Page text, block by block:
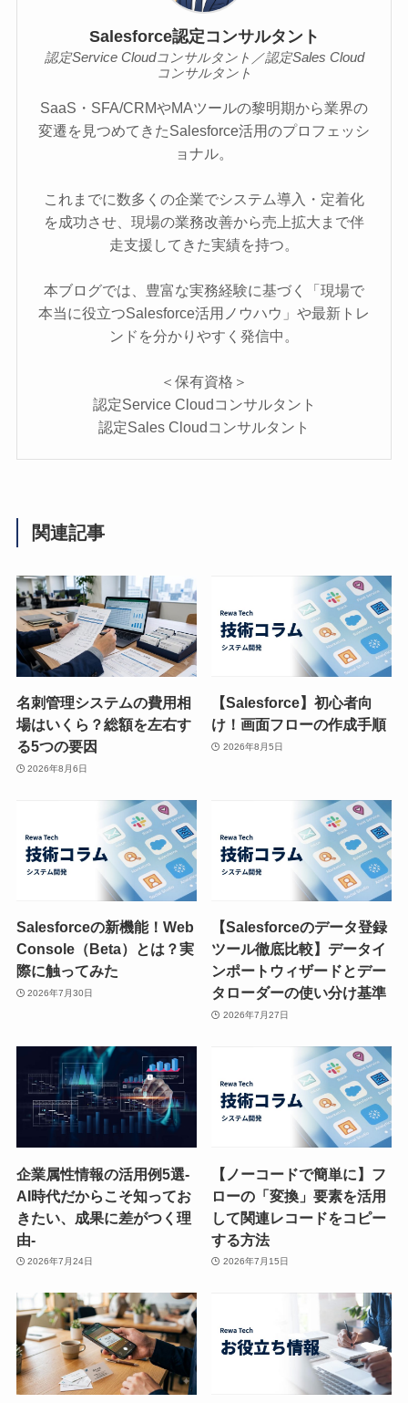
Salesforce認定コンサルタント
認定Service Cloudコンサルタント／認定Sales Cloud
コンサルタント
SaaS・SFA/CRMやMAツールの黎明期から業界の
変遷を見つめてきたSalesforce活用のプロフェッシ
ョナル。
これまでに数多くの企業でシステム導入・定着化
を成功させ、現場の業務改善から売上拡大まで伴
走支援してきた実績を持つ。
本ブログでは、豊富な実務経験に基づく「現場で
本当に役立つSalesforce活用ノウハウ」や最新トレ
ンドを分かりやすく発信中。
＜保有資格＞
認定Service Cloudコンサルタント
認定Sales Cloudコンサルタント
関連記事
名刺管理システムの費用相
場はいくら？総額を左右す
る5つの要因
2026年8月6日
【Salesforce】初心者向
け！画面フローの作成手順
2026年8月5日
Salesforceの新機能！Web
Console（Beta）とは？実
際に触ってみた
2026年7月30日
【Salesforceのデータ登録
ツール徹底比較】データイ
ンポートウィザードとデー
タローダーの使い分け基準
2026年7月27日
企業属性情報の活用例5選-
AI時代だからこそ知ってお
きたい、成果に差がつく理
由-
2026年7月24日
【ノーコードで簡単に】フ
ローの「変換」要素を活用
して関連レコードをコピー
する方法
2026年7月15日